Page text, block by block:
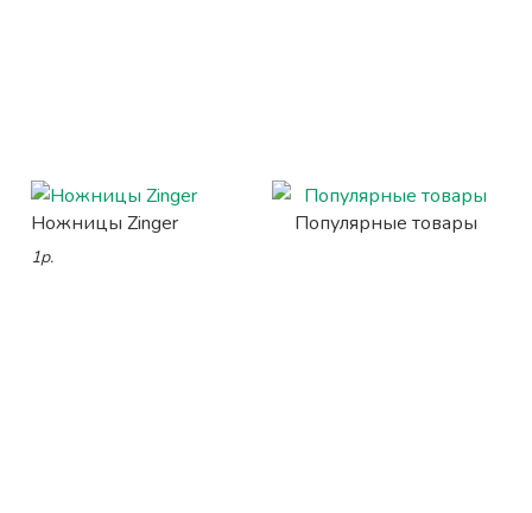
Ножницы Zinger
1р.
Популярные товары